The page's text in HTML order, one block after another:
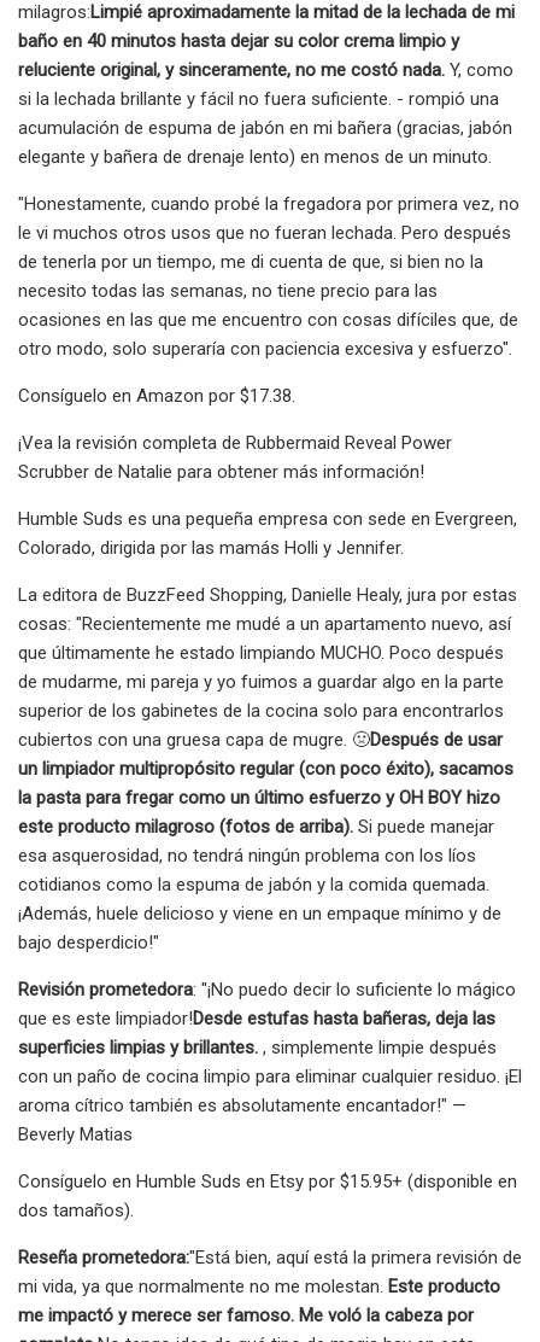
milagros:Limpié aproximadamente la mitad de la lechada de mi
baño en 40 minutos hasta dejar su color crema limpio y
reluciente original, y sinceramente, no me costó nada. Y, como
si la lechada brillante y fácil no fuera suficiente. - rompió una
acumulación de espuma de jabón en mi bañera (gracias, jabón
elegante y bañera de drenaje lento) en menos de un minuto.
"Honestamente, cuando probé la fregadora por primera vez, no
le vi muchos otros usos que no fueran lechada. Pero después
de tenerla por un tiempo, me di cuenta de que, si bien no la
necesito todas las semanas, no tiene precio para las
ocasiones en las que me encuentro con cosas difíciles que, de
otro modo, solo superaría con paciencia excesiva y esfuerzo".
Consíguelo en Amazon por $17.38.
¡Vea la revisión completa de Rubbermaid Reveal Power
Scrubber de Natalie para obtener más información!
Humble Suds es una pequeña empresa con sede en Evergreen,
Colorado, dirigida por las mamás Holli y Jennifer.
La editora de BuzzFeed Shopping, Danielle Healy, jura por estas
cosas: "Recientemente me mudé a un apartamento nuevo, así
que últimamente he estado limpiando MUCHO. Poco después
de mudarme, mi pareja y yo fuimos a guardar algo en la parte
superior de los gabinetes de la cocina solo para encontrarlos
cubiertos con una gruesa capa de mugre. 🤢Después de usar
un limpiador multipropósito regular (con poco éxito), sacamos
la pasta para fregar como un último esfuerzo y OH BOY hizo
este producto milagroso (fotos de arriba). Si puede manejar
esa asquerosidad, no tendrá ningún problema con los líos
cotidianos como la espuma de jabón y la comida quemada.
¡Además, huele delicioso y viene en un empaque mínimo y de
bajo desperdicio!"
Revisión prometedora: "¡No puedo decir lo suficiente lo mágico
que es este limpiador!Desde estufas hasta bañeras, deja las
superficies limpias y brillantes. , simplemente limpie después
con un paño de cocina limpio para eliminar cualquier residuo. ¡El
aroma cítrico también es absolutamente encantador!" —
Beverly Matias
Consíguelo en Humble Suds en Etsy por $15.95+ (disponible en
dos tamaños).
Reseña prometedora:"Está bien, aquí está la primera revisión de
mi vida, ya que normalmente no me molestan. Este producto
me impactó y merece ser famoso. Me voló la cabeza por